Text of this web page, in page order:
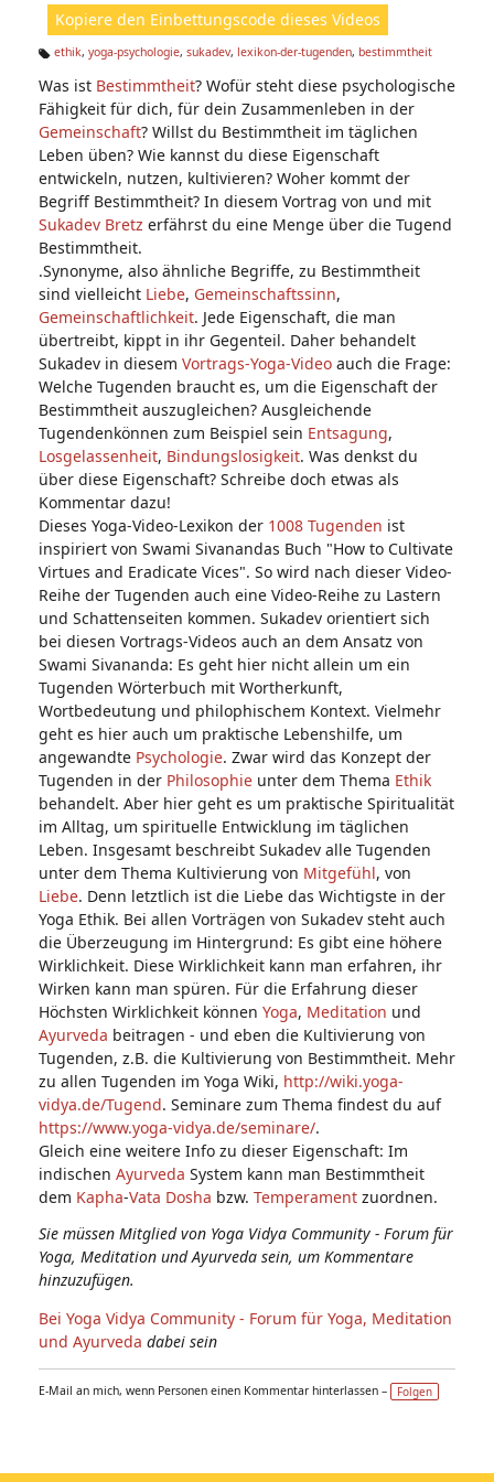
n:
Kopiere den Einbettungscode dieses Videos
g
s:
ethik, yoga-psychologie, sukadev, lexikon-der-tugenden, bestimmtheit
Was ist Bestimmtheit? Wofür steht diese psychologische
Fähigkeit für dich, für dein Zusammenleben in der
Gemeinschaft? Willst du Bestimmtheit im täglichen
Leben üben? Wie kannst du diese Eigenschaft
entwickeln, nutzen, kultivieren? Woher kommt der
Begriff Bestimmtheit? In diesem Vortrag von und mit
Sukadev Bretz erfährst du eine Menge über die Tugend
Bestimmtheit.
.Synonyme, also ähnliche Begriffe, zu Bestimmtheit
sind vielleicht Liebe, Gemeinschaftssinn,
Gemeinschaftlichkeit. Jede Eigenschaft, die man
übertreibt, kippt in ihr Gegenteil. Daher behandelt
Sukadev in diesem Vortrags-Yoga-Video auch die Frage:
Welche Tugenden braucht es, um die Eigenschaft der
Bestimmtheit auszugleichen? Ausgleichende
Tugendenkönnen zum Beispiel sein Entsagung,
Losgelassenheit, Bindungslosigkeit. Was denkst du
über diese Eigenschaft? Schreibe doch etwas als
Kommentar dazu!
Dieses Yoga-Video-Lexikon der 1008 Tugenden ist
inspiriert von Swami Sivanandas Buch "How to Cultivate
Virtues and Eradicate Vices". So wird nach dieser Video-
Reihe der Tugenden auch eine Video-Reihe zu Lastern
und Schattenseiten kommen. Sukadev orientiert sich
bei diesen Vortrags-Videos auch an dem Ansatz von
Swami Sivananda: Es geht hier nicht allein um ein
Tugenden Wörterbuch mit Wortherkunft,
Wortbedeutung und philophischem Kontext. Vielmehr
geht es hier auch um praktische Lebenshilfe, um
angewandte Psychologie. Zwar wird das Konzept der
Tugenden in der Philosophie unter dem Thema Ethik
behandelt. Aber hier geht es um praktische Spiritualität
im Alltag, um spirituelle Entwicklung im täglichen
Leben. Insgesamt beschreibt Sukadev alle Tugenden
unter dem Thema Kultivierung von Mitgefühl, von
Liebe. Denn letztlich ist die Liebe das Wichtigste in der
Yoga Ethik. Bei allen Vorträgen von Sukadev steht auch
die Überzeugung im Hintergrund: Es gibt eine höhere
Wirklichkeit. Diese Wirklichkeit kann man erfahren, ihr
Wirken kann man spüren. Für die Erfahrung dieser
Höchsten Wirklichkeit können Yoga, Meditation und
Ayurveda beitragen - und eben die Kultivierung von
Tugenden, z.B. die Kultivierung von Bestimmtheit. Mehr
zu allen Tugenden im Yoga Wiki, http://wiki.yoga-
vidya.de/Tugend. Seminare zum Thema findest du auf
https://www.yoga-vidya.de/seminare/.
Gleich eine weitere Info zu dieser Eigenschaft: Im
indischen Ayurveda System kann man Bestimmtheit
dem Kapha-Vata Dosha bzw. Temperament zuordnen.
Sie müssen Mitglied von Yoga Vidya Community - Forum für
Yoga, Meditation und Ayurveda sein, um Kommentare
hinzuzufügen.
Bei Yoga Vidya Community - Forum für Yoga, Meditation
und Ayurveda dabei sein
E-Mail an mich, wenn Personen einen Kommentar hinterlassen – Folgen